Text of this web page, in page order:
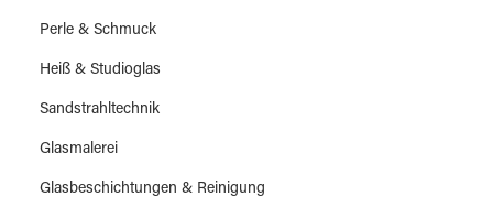
Perle & Schmuck
Heiß & Studioglas
Sandstrahltechnik
Glasmalerei
Glasbeschichtungen & Reinigung